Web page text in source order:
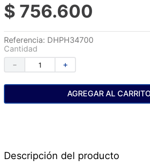
$ 756.600
Referencia: DHPH34700
Cantidad
＋
－
AGREGAR AL
Descripción del producto